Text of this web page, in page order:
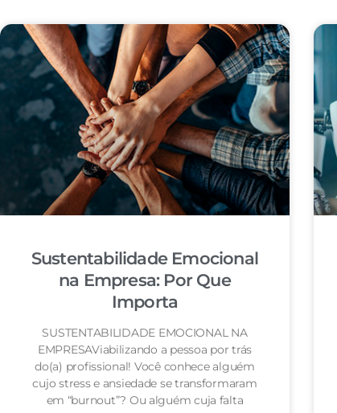
Sustentabilidade Emocional
na Empresa: Por Que
Importa
SUSTENTABILIDADE EMOCIONAL NA
EMPRESAViabilizando a pessoa por trás
do(a) profissional! Você conhece alguém
cujo stress e ansiedade se transformaram
em “burnout”? Ou alguém cuja falta